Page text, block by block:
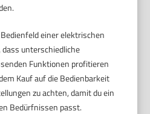
einer elektrischen
unterschiedliche
Funktionen profitieren
Kauf auf die Bedienbarkeit
zu achten, damit du ein
Bedürfnissen passt.